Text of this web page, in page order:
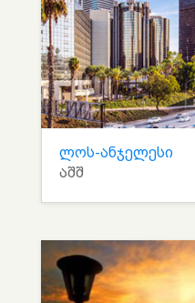
ლოს-ანჯელესი
აშშ